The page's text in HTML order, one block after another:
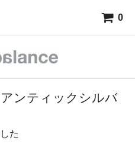
0
ンティックシルバ
た